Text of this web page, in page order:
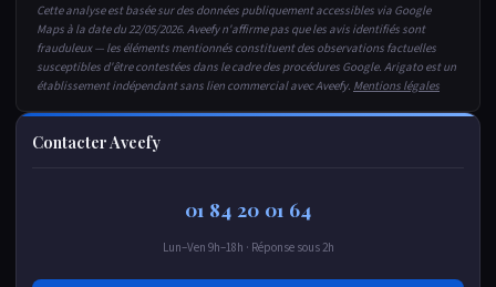
Cette analyse est basée sur des données publiquement accessibles via Google
Maps à la date du 22/05/2026. Aveefy n'affirme pas que les avis identifiés sont
frauduleux — les éléments mentionnés constituent des observations factuelles
susceptibles d'être contestées dans le cadre des procédures Google. Arigato est un
établissement indépendant sans lien commercial avec Aveefy. Mentions légales
Contacter Aveefy
01 84 20 01 64
Lun–Ven 9h–18h · Réponse sous 2h